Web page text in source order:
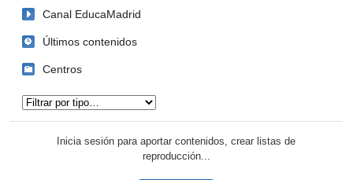
Canal EducaMadrid
Últimos contenidos
Centros
Inicia sesión para aportar contenidos, crear listas de
reproducción...